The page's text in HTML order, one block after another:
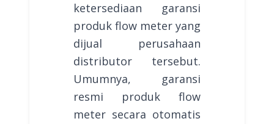
ketersediaan garansi
produk flow meter yang
dijual perusahaan
distributor tersebut.
Umumnya, garansi
resmi produk flow
meter secara otomatis